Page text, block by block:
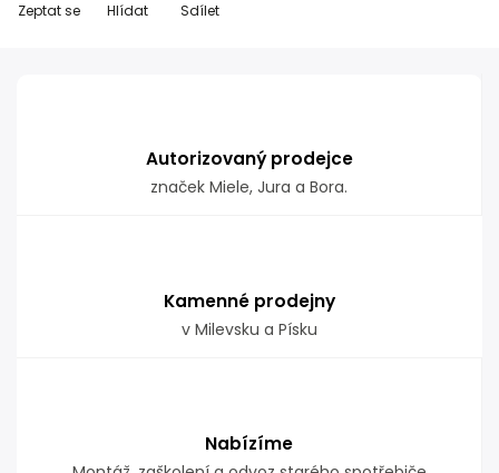
Zeptat se Hlídat Sdílet
Autorizovaný prodejce
značek Miele, Jura a Bora.
Kamenné prodejny
v Milevsku a Písku
Nabízíme